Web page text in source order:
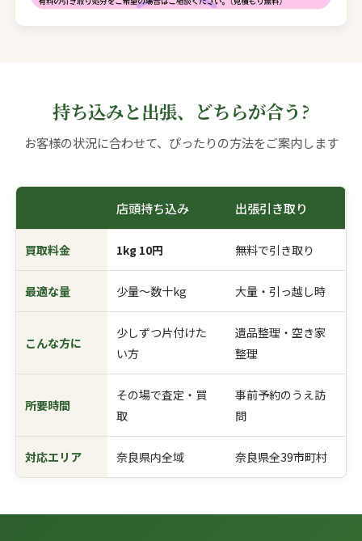
持ち込みと出張、どちらが合う?
お客様の状況に合わせて、ぴったりの方法をご案内します
店頭持ち込み 出張引き取り
買取料金 1kg 10円 無料で引き取り
最適な量 少量〜数十kg 大量・引っ越し時
こんな方に
少しずつ片付けた
い方
遺品整理・空き家
整理
所要時間
その場で査定・買
取
事前予約のうえ訪
問
対応エリア 奈良県内全域 奈良県全39市町村